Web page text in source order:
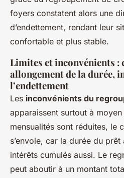
foyers constatent alors une
d’endettement, rendant leur
confortable et plus stable.
Limites et inconvénients :
allongement de la durée,
l’endettement
Les inconvénients du
apparaissent surtout à
mensualités sont réduites, le
s’envole, car la durée du
intérêts cumulés aussi. Le
peut aboutir à un montant